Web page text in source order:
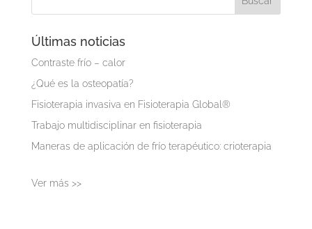
Últimas noticias
Contraste frío – calor
¿Qué es la osteopatía?
Fisioterapia invasiva en Fisioterapia Global®
Trabajo multidisciplinar en fisioterapia
Maneras de aplicación de frío terapéutico: crioterapia
Ver más >>